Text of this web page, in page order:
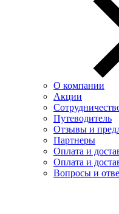
О компании
Акции
Путеводитель
Отзывы и
Партнеры
Оплата и
Оплата и
Вопросы и